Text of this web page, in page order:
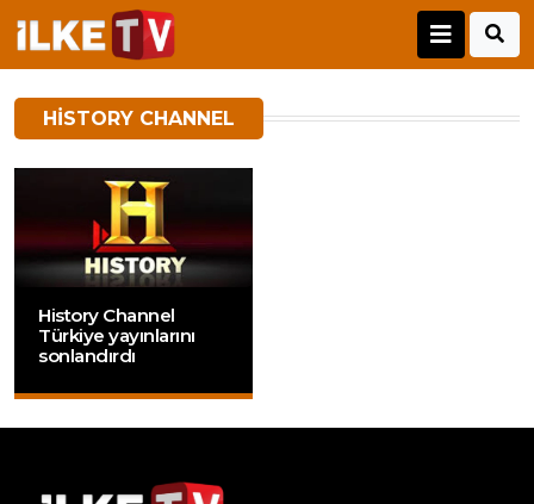
HISTORY CHANNEL
History Channel
Türkiye yayınlarını
sonlandırdı